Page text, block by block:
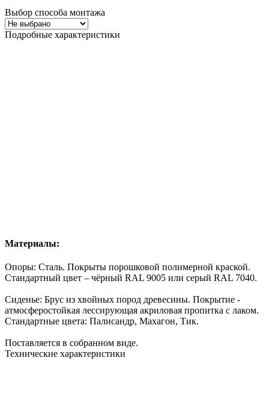
Выбор способа монтажа
Подробные характеристики
Материалы:
Опоры: Сталь. Покрыты порошковой полимерной краской.
Стандартный цвет – чёрный RAL 9005 или серый RAL 7040.
Сиденье: Брус из хвойных пород древесины. Покрытие -
атмосферостойкая лессирующая акриловая пропитка с лаком.
Стандартные цвета: Палисандр, Махагон, Тик.
Поставляется в собранном виде.
Технические характеристики